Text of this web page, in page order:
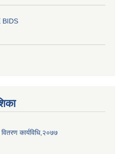
BIDS
वितरण कार्यविधि,२०७७